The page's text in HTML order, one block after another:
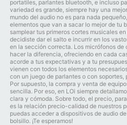
portatiles, parlantes bluetooth, e incluso
variedad es grande, siempre hay una
mundo del audio no es para nada
elementos que van a sacar lo mejor de tu
samplear tus primeros cortes musicales
decidiste dar el salto e incurrir en los
en la sección correcta. Los micrófonos de
hacer la diferencia, ofreciendo en cada
acorde a tus expectativas y a tu
vienen con todos los elementos
con un juego de parlantes o con
Por supuesto, la compra y venta de
sencilla. Por eso, en LOi siempre
clara y cómoda. Sobre todo, el precio,
es la relación precio-calidad de nuestros
puedas acceder a dispositivos de audio
bolsillo. ¡Te esperamos!